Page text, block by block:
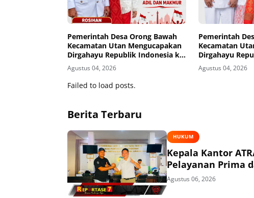
Pemerintah Desa Orong Bawah
Kecamatan Utan Mengucapakan
Dirgahayu Republik Indonesia ke-
81
Agustus 04, 2026
Pemerintah
Kecamatan
Dirgahayu
81
Agustus 04, 2026
Failed to load posts.
Berita Terbaru
HUKUM
Kepala Kantor
Pelayanan Prima
Agustus 06, 2026